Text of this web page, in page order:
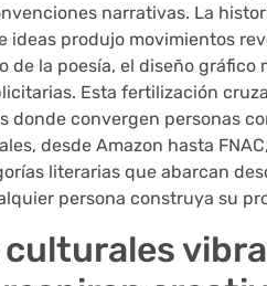
narrativas. La
ideas produjo movimientos
de la poesía, el diseño
Esta fertilización
donde convergen personas
desde Amazon hasta
literarias que abarcan
persona construya su